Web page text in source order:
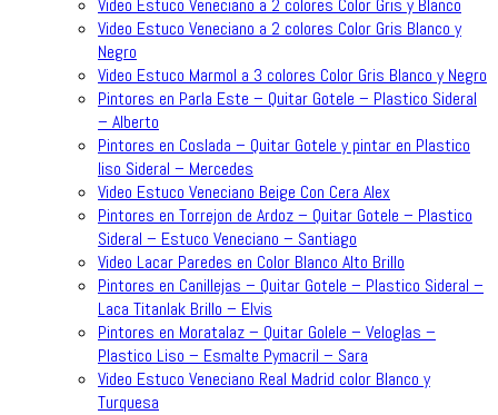
Video Estuco Veneciano a 2 colores Color Gris y Blanco
Video Estuco Veneciano a 2 colores Color Gris Blanco y
Negro
Video Estuco Marmol a 3 colores Color Gris Blanco y Negro
Pintores en Parla Este – Quitar Gotele – Plastico Sideral
– Alberto
Pintores en Coslada – Quitar Gotele y pintar en Plastico
liso Sideral – Mercedes
Video Estuco Veneciano Beige Con Cera Alex
Pintores en Torrejon de Ardoz – Quitar Gotele – Plastico
Sideral – Estuco Veneciano – Santiago
Video Lacar Paredes en Color Blanco Alto Brillo
Pintores en Canillejas – Quitar Gotele – Plastico Sideral –
Laca Titanlak Brillo – Elvis
Pintores en Moratalaz – Quitar Golele – Veloglas –
Plastico Liso – Esmalte Pymacril – Sara
Video Estuco Veneciano Real Madrid color Blanco y
Turquesa